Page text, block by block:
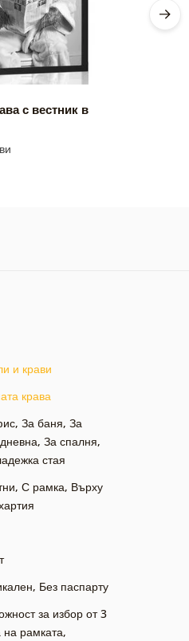
с вестник в
и крави
крава
, За баня, За
, За спалня,
стая
, С рамка, Върху
, Без паспарту
за избор от 3
на рамката,